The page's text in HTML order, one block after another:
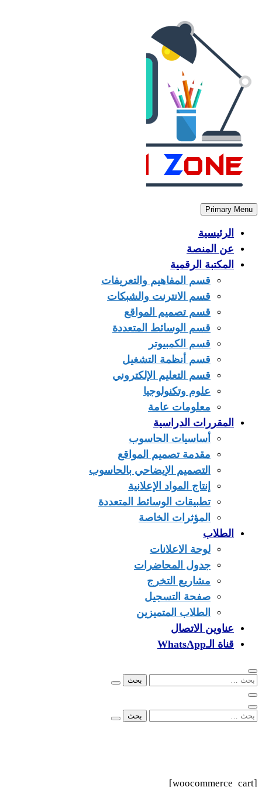
Primary Menu
الرئيسية
عن المنصة
المكتبة الرقمية
قسم المفاهيم والتعريفات
قسم الانترنت والشبكات
قسم تصميم المواقع
قسم الوسائط المتعددة
قسم الكمبيوتر
قسم أنظمة التشغيل
قسم التعليم الإلكتروني
علوم وتكنولوجيا
معلومات عامة
المقررات الدراسية
أساسيات الحاسوب
مقدمة تصميم المواقع
التصميم الإيضاحي بالحاسوب
إنتاج المواد الإعلانية
تطبيقات الوسائط المتعددة
المؤثرات الخاصة
الطلاب
لوحة الاعلانات
جدول المحاضرات
مشاريع التخرج
صفحة التسجيل
الطلاب المتميزين
عناوين الاتصال
قناة الـWhatsApp
البحث
عن:
البحث
[woocommerce_cart]